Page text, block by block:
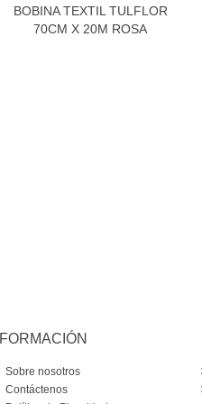
BOBINA TEXTIL TULFLOR
70CM X 20M ROSA
Sobre nosotros
Contáctenos